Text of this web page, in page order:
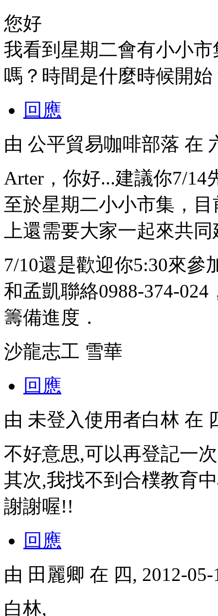
您好
我看到星期二會有小小
嗎？時間是什麼時候開始
回應
由 公平貿易咖啡部落 在
Arter，你好...建議你7/14
至於星期二小小市集，
上還需要大家一起來共
7/10還是歡迎你5:30來參
和孟凱聯絡0988-374-
籌備進度．
沙龍志工 雪華
回應
由 未登入使用者白林 在
不好意思,可以再登記一
其次,我找不到合樸教育
謝謝喔!!
回應
由 田麗卿 在 四, 2012-
白林,